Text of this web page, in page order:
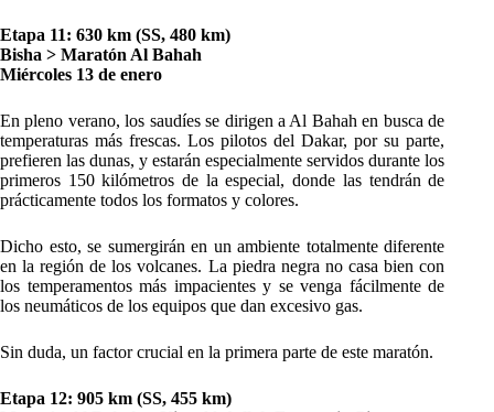
Etapa 11: 630 km (SS, 480 km)
Bisha > Maratón Al Bahah
Miércoles 13 de enero
En pleno verano, los saudíes se dirigen a Al Bahah en busca de
temperaturas más frescas. Los pilotos del Dakar, por su parte,
prefieren las dunas, y estarán especialmente servidos durante los
primeros 150 kilómetros de la especial, donde las tendrán de
prácticamente todos los formatos y colores.
Dicho esto, se sumergirán en un ambiente totalmente diferente
en la región de los volcanes. La piedra negra no casa bien con
los temperamentos más impacientes y se venga fácilmente de
los neumáticos de los equipos que dan excesivo gas.
Sin duda, un factor crucial en la primera parte de este maratón.
Etapa 12: 905 km (SS, 455 km)